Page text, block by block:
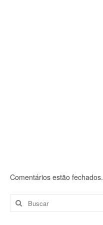
Comentários estão fechados.
Buscar
por: